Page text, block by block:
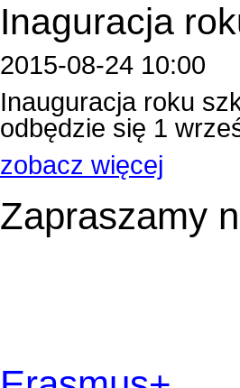
Inaguracja
2015-08-24 10:00
Inauguracja roku
odbędzie się 1
zobacz więcej
Zapraszamy